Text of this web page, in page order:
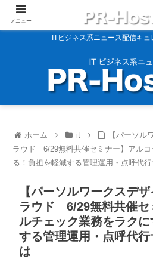
ITビジネス系ニュース配信キ
ホーム it
【パーソ
ラウド 6/29無料共催セミナー】アルコ
る！負担を軽減する管理運用・点呼代
【パーソルワークス
ラウド 6/29無料共催セ
ルチェック業務をラク
する管理運用・点呼代
は
メニュー